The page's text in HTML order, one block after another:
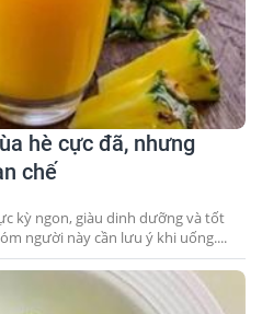
hè cực đã, nhưng
chế
kỳ ngon, giàu dinh dưỡng và tốt
người này cần lưu ý khi uống....